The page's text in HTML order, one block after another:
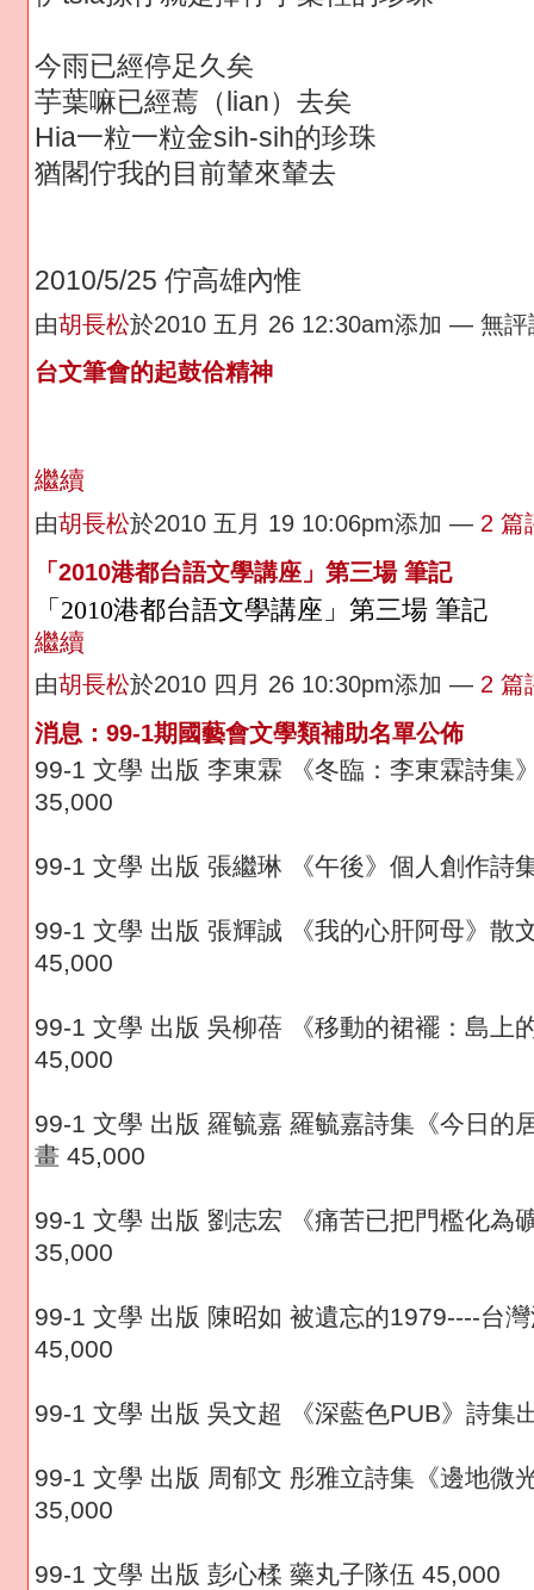
今雨已經停足久矣
芋葉嘛已經蔫（lian）去矣
Hia一粒一粒金sih-sih的珍珠
猶閣佇我的目前輦來輦去
2010/5/25 佇高雄內惟
由胡長松於2010 五月 26 12:30am添加 — 無評
台文筆會的起鼓佮精神
繼續
由胡長松於2010 五月 19 10:06pm添加 — 2 篇
「2010港都台語文學講座」第三場 筆記
「2010港都台語文學講座」第三場 筆記／
繼續
由胡長松於2010 四月 26 10:30pm添加 — 2 篇
消息：99-1期國藝會文學類補助名單公佈
99-1 文學 出版 李東霖 《冬臨：李東霖詩集
35,000
99-1 文學 出版 張繼琳 《午後》個人創作詩
99-1 文學 出版 張輝誠 《我的心肝阿母》散
45,000
99-1 文學 出版 吳柳蓓 《移動的裙襬：島上
45,000
99-1 文學 出版 羅毓嘉 羅毓嘉詩集《今日的
畫 45,000
99-1 文學 出版 劉志宏 《痛苦已把門檻化為
35,000
99-1 文學 出版 陳昭如 被遺忘的1979----台
45,000
99-1 文學 出版 吳文超 《深藍色PUB》詩集
99-1 文學 出版 周郁文 彤雅立詩集《邊地微
35,000
99-1 文學 出版 彭心楺 藥丸子隊伍 45,000